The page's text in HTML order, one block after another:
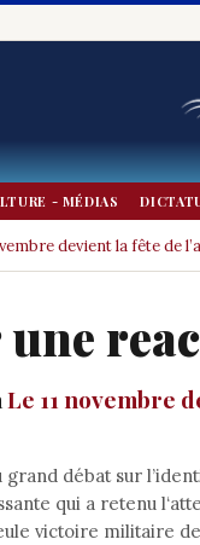
- MÉDIAS
devient la fête de
une
Le 11 novembre
grand débat sur
qui a retenu
victoire militaire